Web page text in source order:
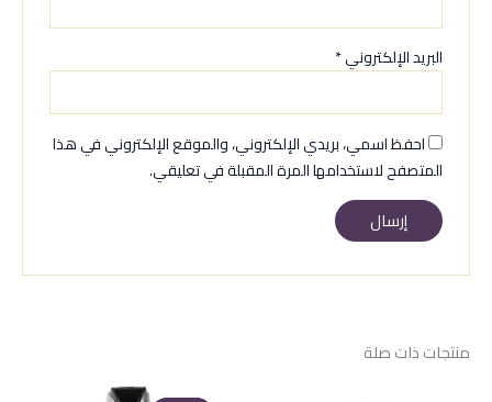
البريد الإلكتروني*
احفظ اسمي، بريدي الإلكتروني، والموقع الإلكتروني في هذا
المتصفح لاستخدامها المرة المقبلة في تعليقي.
منتجات ذات صلة